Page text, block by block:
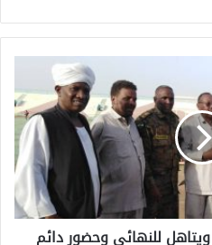
للنهائي وحضور دائم